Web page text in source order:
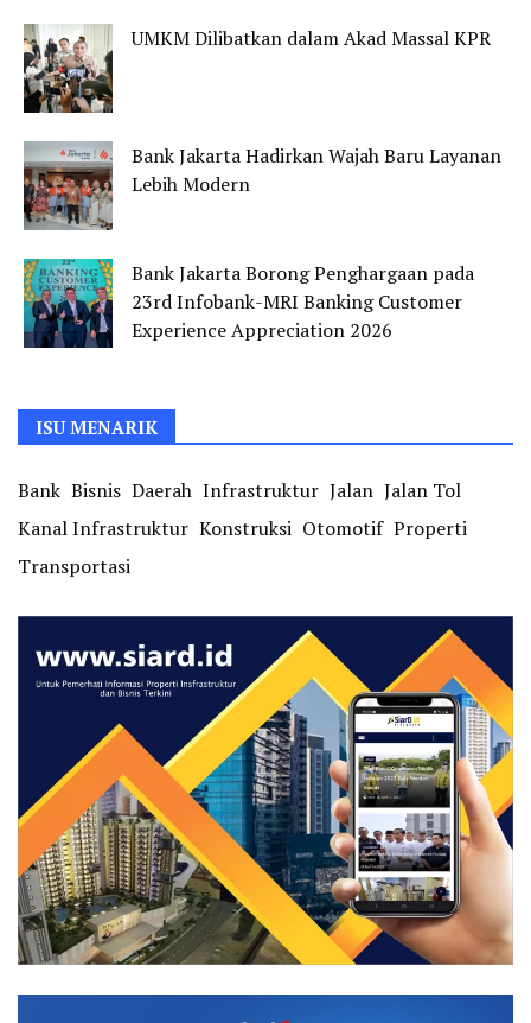
UMKM Dilibatkan dalam Akad Massal KPR
Bank Jakarta Hadirkan Wajah Baru Layanan
Lebih Modern
Bank Jakarta Borong Penghargaan pada
23rd Infobank-MRI Banking Customer
Experience Appreciation 2026
ISU MENARIK
Bank Bisnis Daerah Infrastruktur Jalan Jalan Tol
Kanal Infrastruktur Konstruksi Otomotif Properti
Transportasi